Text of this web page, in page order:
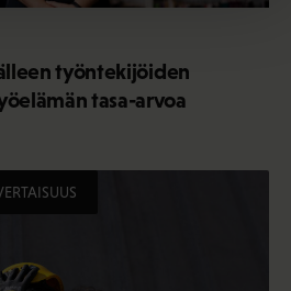
työntekijöiden
tasa-arvoa